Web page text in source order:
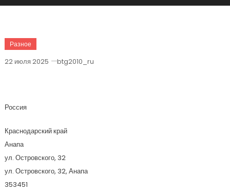
Разное
22 июля 2025 btg2010_ru
Россия
Краснодарский край
Анапа
ул. Островского, 32
ул. Островского, 32, Анапа
353451